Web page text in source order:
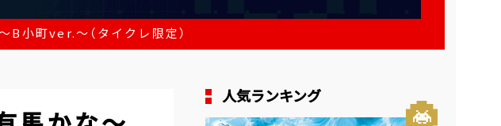
小町ver.～（タイクレ限定）
人気ランキング